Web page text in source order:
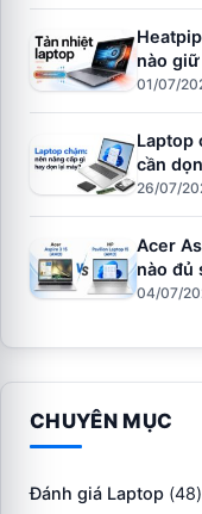
nào
01/07/
Laptop
cần
26/07/
Acer
nào đủ
04/07/
CHUYÊN MỤC
Đánh giá Laptop (48)